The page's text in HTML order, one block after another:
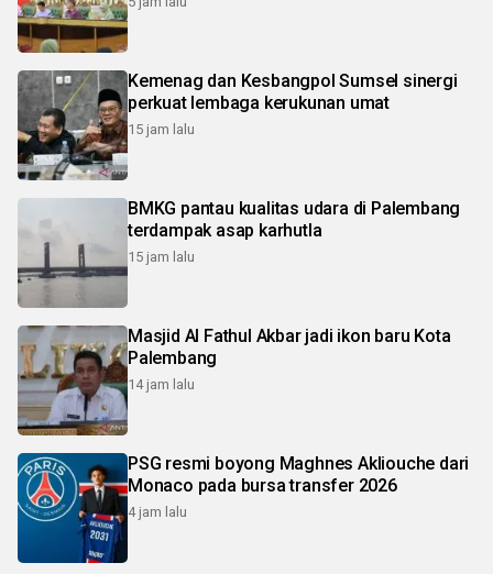
Kemenag dan Kesbangpol Sumsel sinergi
perkuat lembaga kerukunan umat
15 jam lalu
BMKG pantau kualitas udara di Palembang
terdampak asap karhutla
15 jam lalu
Masjid Al Fathul Akbar jadi ikon baru Kota
Palembang
14 jam lalu
PSG resmi boyong Maghnes Akliouche dari
Monaco pada bursa transfer 2026
4 jam lalu